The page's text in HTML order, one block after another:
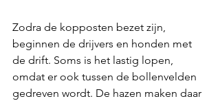
Zodra de kopposten bezet zijn,
beginnen de drijvers en honden met
de drift. Soms is het lastig lopen,
omdat er ook tussen de bollenvelden
gedreven wordt. De hazen maken daar